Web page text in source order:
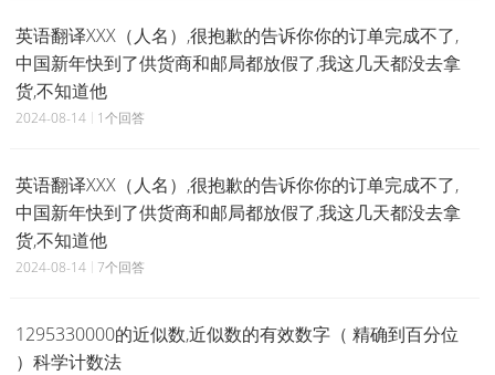
英语翻译XXX（人名）,很抱歉的告诉你你的订单完成不了,
中国新年快到了供货商和邮局都放假了,我这几天都没去拿
货,不知道他
2024-08-14 1个回答
英语翻译XXX（人名）,很抱歉的告诉你你的订单完成不了,
中国新年快到了供货商和邮局都放假了,我这几天都没去拿
货,不知道他
2024-08-14 7个回答
1295330000的近似数,近似数的有效数字（ 精确到百分位
）科学计数法